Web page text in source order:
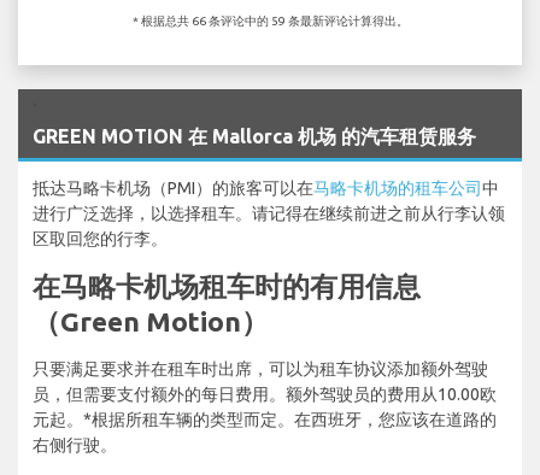
* 根据总共 66 条评论中的 59 条最新评论计算得出。
GREEN MOTION 在 Mallorca 机场 的汽车租赁服务
抵达马略卡机场（PMI）的旅客可以在马略卡机场的租车公司中
进行广泛选择，以选择租车。请记得在继续前进之前从行李认领
区取回您的行李。
在马略卡机场租车时的有用信息
（Green Motion）
只要满足要求并在租车时出席，可以为租车协议添加额外驾驶
员，但需要支付额外的每日费用。额外驾驶员的费用从10.00欧
元起。*根据所租车辆的类型而定。在西班牙，您应该在道路的
右侧行驶。